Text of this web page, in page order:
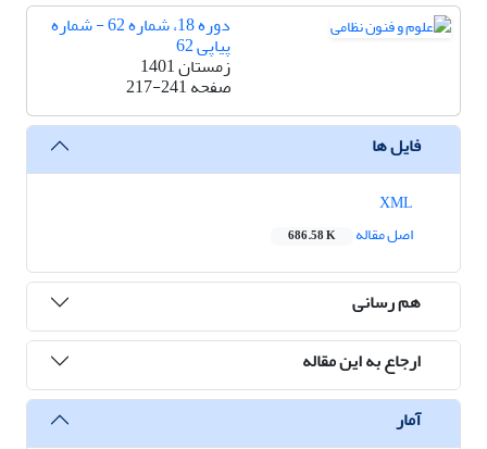
دوره 18، شماره 62 - شماره
پیاپی 62
زمستان 1401
صفحه217-241
فایل ها
اصل مقاله
686.58 K
هم رسانی
ارجاع به این مقاله
آمار